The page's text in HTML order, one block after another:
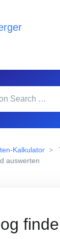
Kalkulator
auswerten